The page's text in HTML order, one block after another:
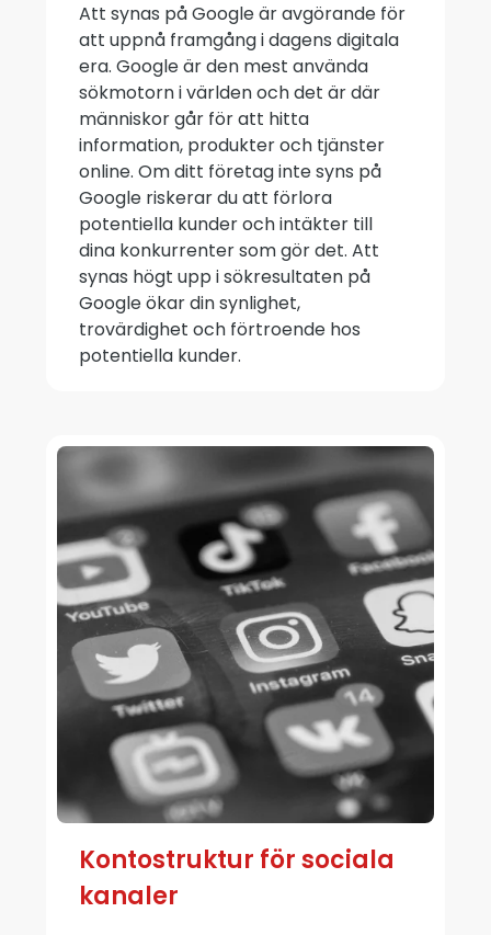
Att synas på Google är avgörande för
att uppnå framgång i dagens digitala
era. Google är den mest använda
sökmotorn i världen och det är där
människor går för att hitta
information, produkter och tjänster
online. Om ditt företag inte syns på
Google riskerar du att förlora
potentiella kunder och intäkter till
dina konkurrenter som gör det. Att
synas högt upp i sökresultaten på
Google ökar din synlighet,
trovärdighet och förtroende hos
potentiella kunder.
Kontostruktur för sociala
kanaler